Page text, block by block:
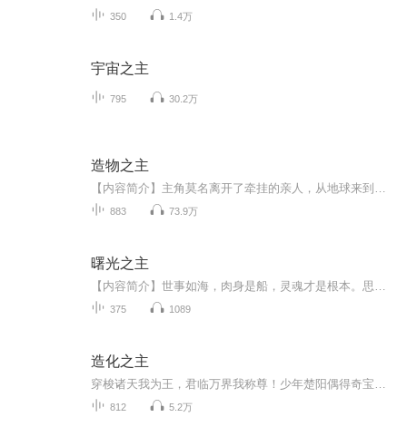
350 1.4万
宇宙之主
795 30.2万
造物之主
883 73.9万
曙光之主
375 1089
造化之主
812 5.2万